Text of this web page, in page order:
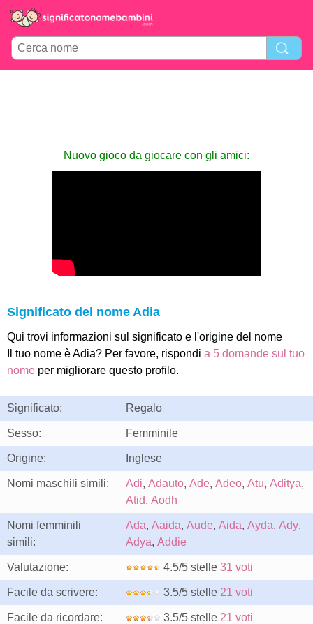
Nuovo gioco da giocare con gli amici:
Significato del nome Adia
Qui trovi informazioni sul significato e l'origine del nome
Il tuo nome è Adia? Per favore, rispondi a 5 domande sul tuo
nome per migliorare questo profilo.
Significato: Regalo
Sesso: Femminile
Origine: Inglese
Nomi maschili simili: Adi, Adauto, Ade, Adeo, Atu, Aditya,
Atid, Aodh
Nomi femminili
simili:
Ada, Aaida, Aude, Aida, Ayda, Ady,
Adya, Addie
Valutazione: 4.5/5 stelle 31 voti
Facile da scrivere: 3.5/5 stelle 21 voti
Facile da ricordare: 3.5/5 stelle 21 voti